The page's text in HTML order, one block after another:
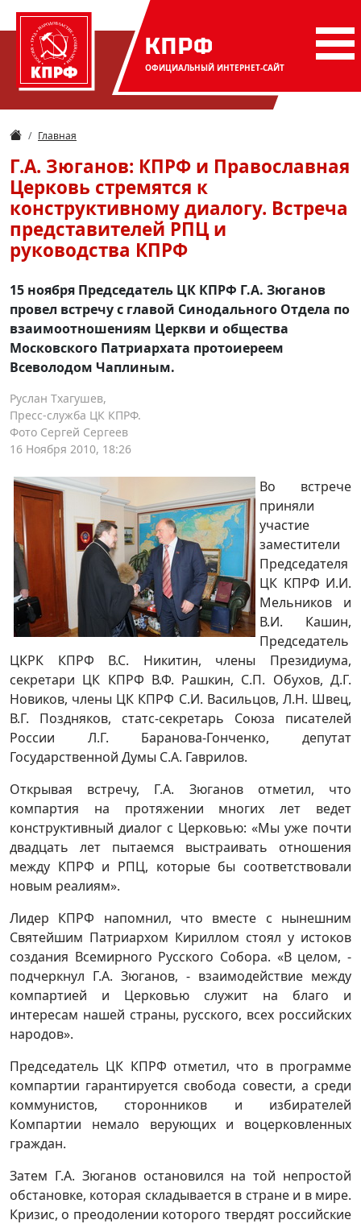
КПРФ
ОФИЦИАЛЬНЫЙ ИНТЕРНЕТ-САЙТ
Главная
Г.А. Зюганов: КПРФ и Православная
Церковь стремятся к
конструктивному диалогу. Встреча
представителей РПЦ и
руководства КПРФ
15 ноября Председатель ЦК КПРФ Г.А. Зюганов
провел встречу с главой Синодального Отдела по
взаимоотношениям Церкви и общества
Московского Патриархата протоиереем
Всеволодом Чаплиным.
Руслан Тхагушев,
Пресс-служба ЦК КПРФ.
Фото Сергей Сергеев
16 Ноября 2010, 18:26
Во встрече
приняли
участие
заместители
Председателя
ЦК КПРФ И.И.
Мельников и
В.И. Кашин,
Председатель
ЦКРК КПРФ В.С. Никитин, члены Президиума,
секретари ЦК КПРФ В.Ф. Рашкин, С.П. Обухов, Д.Г.
Новиков, члены ЦК КПРФ С.И. Васильцов, Л.Н. Швец,
В.Г. Поздняков, статс-секретарь Союза писателей
России Л.Г. Баранова-Гонченко, депутат
Государственной Думы С.А. Гаврилов.
Открывая встречу, Г.А. Зюганов отметил, что
компартия на протяжении многих лет ведет
конструктивный диалог с Церковью: «Мы уже почти
двадцать лет пытаемся выстраивать отношения
между КПРФ и РПЦ, которые бы соответствовали
новым реалиям».
Лидер КПРФ напомнил, что вместе с нынешним
Святейшим Патриархом Кириллом стоял у истоков
создания Всемирного Русского Собора. «В целом, -
подчеркнул Г.А. Зюганов, - взаимодействие между
компартией и Церковью служит на благо и
интересам нашей страны, русского, всех российских
народов».
Председатель ЦК КПРФ отметил, что в программе
компартии гарантируется свобода совести, а среди
коммунистов, сторонников и избирателей
Компартии немало верующих и воцерковленных
граждан.
Затем Г.А. Зюганов остановился на той непростой
обстановке, которая складывается в стране и в мире.
Кризис, о преодолении которого твердят российские